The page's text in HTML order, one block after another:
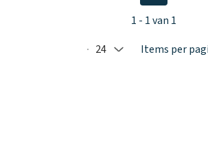
Selected: 24
24 Items per
1 - 1 van 1